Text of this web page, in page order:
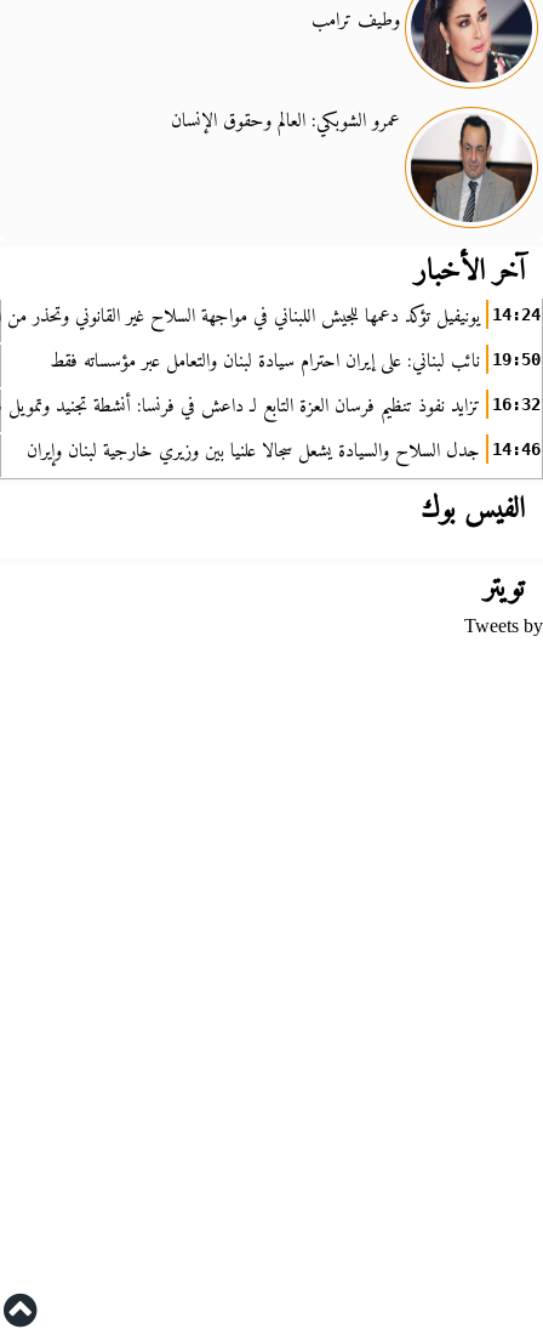
وطيف ترامب
عمرو الشوبكي: العالم وحقوق الإنسان
آخر الأخبار
14:24 يونيفيل تؤكد دعمها للجيش اللبناني في مواجهة السلاح غير القانوني وتحذر من
19:50 نائب لبناني: على إيران احترام سيادة لبنان والتعامل عبر مؤسساته فقط
16:32 تزايد نفوذ تنظيم فرسان العزة التابع لـ داعش في فرنسا: أنشطة تجنيد
14:46 جدل السلاح والسيادة يشعل سجالا علنيا بين وزيري خارجية لبنان وإيران
الفيس بوك
تويتر
Tweets by